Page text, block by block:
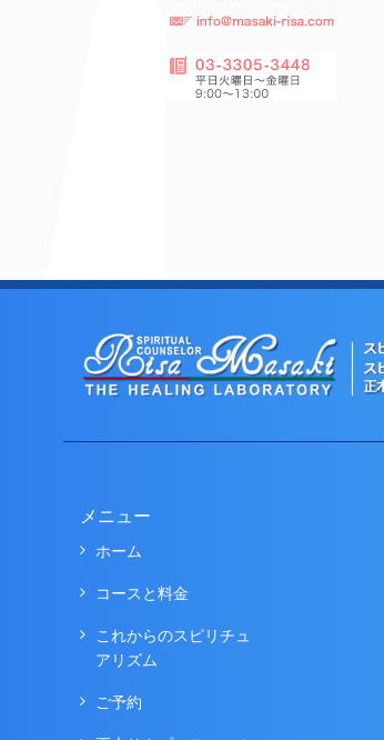
メニュー
ホーム
コースと料金
これからのスピリチュ
アリズム
ご予約